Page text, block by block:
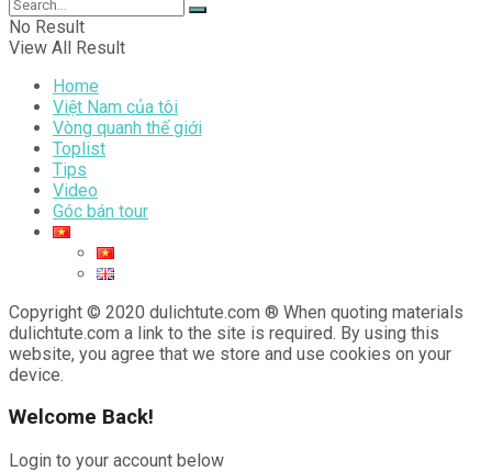
No Result
View All Result
Home
Việt Nam của tôi
Vòng quanh thế giới
Toplist
Tips
Video
Góc bán tour
Copyright © 2020 dulichtute.com ® When quoting materials
dulichtute.com a link to the site is required. By using this
website, you agree that we store and use cookies on your
device.
Welcome Back!
Login to your account below